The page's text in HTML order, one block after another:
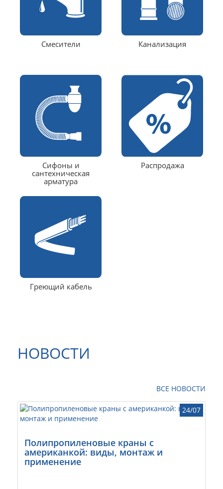
Смесители Канализация
Сифоны и
сантехническая
арматура
Распродажа
Греющий кабель
НОВОСТИ
ВСЕ НОВОСТИ
24/07
Полипропиленовые краны с
американкой: виды, монтаж и
применение